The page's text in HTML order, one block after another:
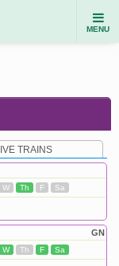
MENU
TRAINS
W Th F Sa
GN
W Th F Sa